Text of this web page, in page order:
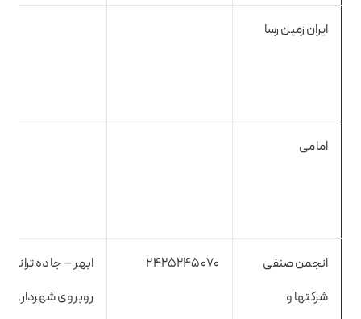
ایران زمین رسا
امامی
انجمن صنفی
شرکتها و
2425245070
ابهر – جاده
روبروی شهرداری